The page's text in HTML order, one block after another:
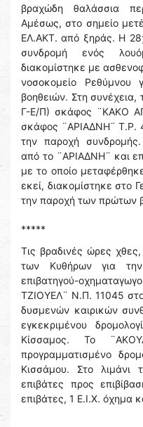
βραχώδη θαλάσσια
Αμέσως, στο σημείο
ΕΛ.ΑΚΤ. από ξηράς. Η
συνδρομή ενός
διακομίστηκε με
νοσοκομείο
βοηθειών. Στη συνέχεια,
Γ-Ε/Π) σκάφος ¨ΚΑΚΟ
σκάφος ¨ΑΡΙΑΔΝΗ¨ Τ.Ρ.
την παροχή
από το ¨ΑΡΙΑΔΝΗ¨ και
με το οποίο
εκεί, διακομίστηκε στο
την παροχή των πρώτων
*****
Τις βραδινές ώρες
των Κυθήρων για την
επιβατηγού-
ΤΖΙΟΥΕΛ¨ Ν.Π. 11045
δυσμενών καιρικών
εγκεκριμένου
Κίσσαμος. Το
προγραμματισμένο
Κισσάμου. Στο λιμάνι
επιβάτες προς
επιβάτες, 1 Ε.Ι.Χ. όχημα